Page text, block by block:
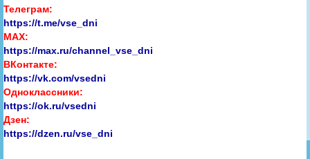
Телеграм:
https://t.me/vse_dni
MAX:
https://max.ru/channel_vse_dni
ВКонтакте:
https://vk.com/vsedni
Одноклассники:
https://ok.ru/vsedni
Дзен:
https://dzen.ru/vse_dni